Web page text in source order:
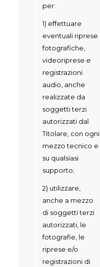
per:
1) effettuare
eventuali riprese
fotografiche,
videoriprese e
registrazioni
audio, anche
realizzate da
soggetti terzi
autorizzati dal
Titolare, con ogni
mezzo tecnico e
su qualsiasi
supporto;
2) utilizzare,
anche a mezzo
di soggetti terzi
autorizzati, le
fotografie, le
riprese e/o
registrazioni di